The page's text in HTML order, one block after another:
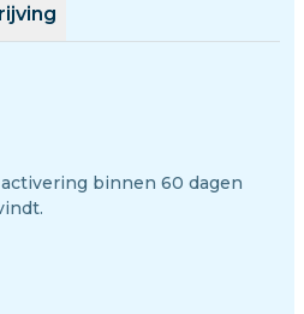
binnen 60 dagen